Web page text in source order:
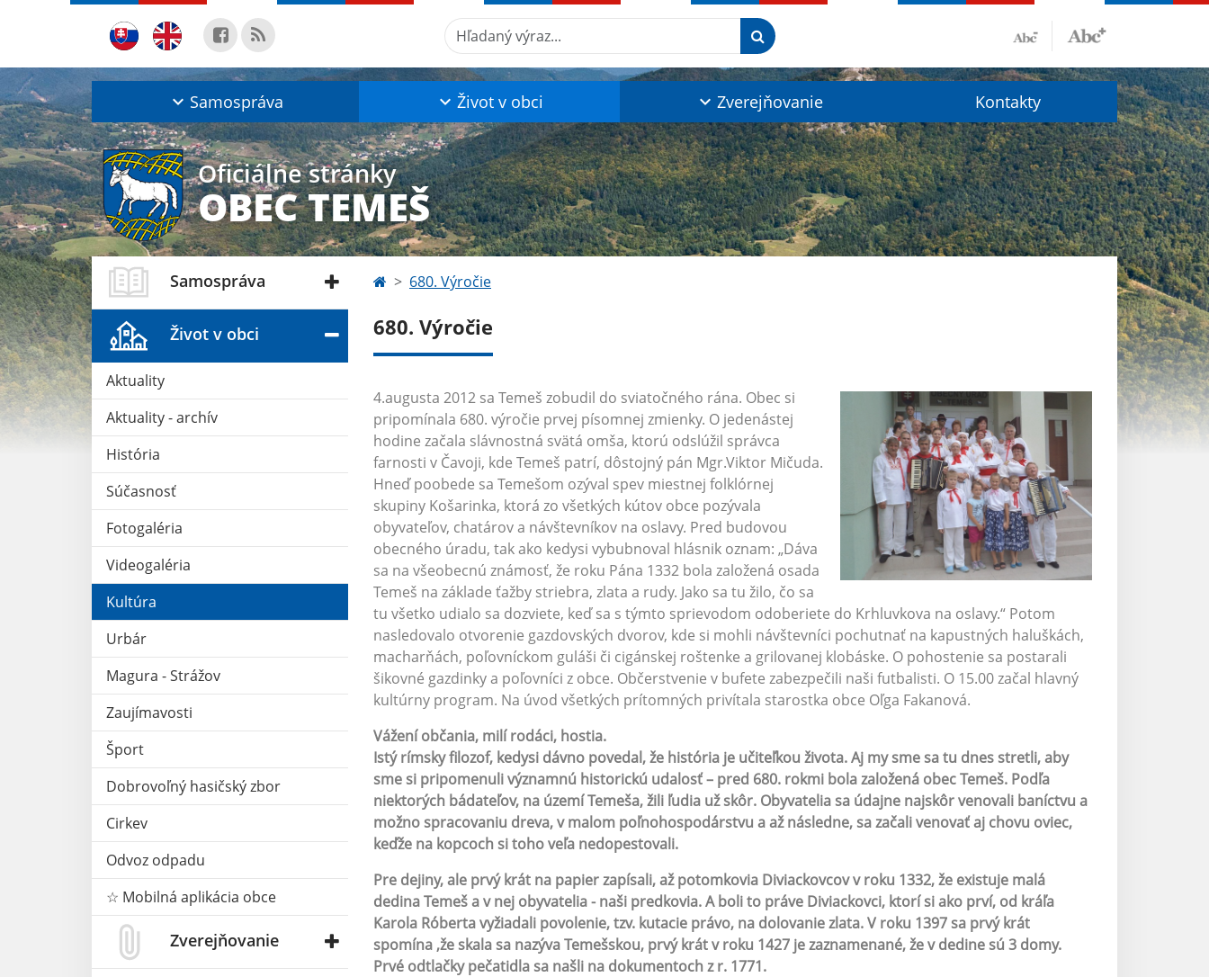
Hľadaný výraz...
Samospráva Život v obci Zverejňovanie Kontakty
Oficiálne stránky
OBEC TEMEŠ
Samospráva
Život v obci
Aktuality
Aktuality - archív
História
Súčasnosť
Fotogaléria
Videogaléria
Kultúra
Urbár
Magura - Strážov
Zaujímavosti
Šport
Dobrovoľný hasičský zbor
Cirkev
Odvoz odpadu
☆ Mobilná aplikácia obce
Zverejňovanie
680. Výročie
680. Výročie
4.augusta 2012 sa Temeš zobudil do sviatočného rána. Obec si
pripomínala 680. výročie prvej písomnej zmienky. O jedenástej
hodine začala slávnostná svätá omša, ktorú odslúžil správca
farnosti v Čavoji, kde Temeš patrí, dôstojný pán Mgr.Viktor Mičuda.
Hneď poobede sa Temešom ozýval spev miestnej folklórnej
skupiny Košarinka, ktorá zo všetkých kútov obce pozývala
obyvateľov, chatárov a návštevníkov na oslavy. Pred budovou
obecného úradu, tak ako kedysi vybubnoval hlásnik oznam: „Dáva
sa na všeobecnú známosť, že roku Pána 1332 bola založená osada
Temeš na základe ťažby striebra, zlata a rudy. Jako sa tu žilo, čo sa
tu všetko udialo sa dozviete, keď sa s týmto sprievodom odoberiete do Krhluvkova na oslavy.“ Potom
nasledovalo otvorenie gazdovských dvorov, kde si mohli návštevníci pochutnať na kapustných haluškách,
macharňách, poľovníckom guláši či cigánskej roštenke a grilovanej klobáske. O pohostenie sa postarali
šikovné gazdinky a poľovníci z obce. Občerstvenie v bufete zabezpečili naši futbalisti. O 15.00 začal hlavný
kultúrny program. Na úvod všetkých prítomných privítala starostka obce Oľga Fakanová.
Vážení občania, milí rodáci, hostia.
Istý rímsky filozof, kedysi dávno povedal, že história je učiteľkou života. Aj my sme sa tu dnes stretli, aby
sme si pripomenuli významnú historickú udalosť – pred 680. rokmi bola založená obec Temeš. Podľa
niektorých bádateľov, na území Temeša, žili ľudia už skôr. Obyvatelia sa údajne najskôr venovali baníctvu a
možno spracovaniu dreva, v malom poľnohospodárstvu a až následne, sa začali venovať aj chovu oviec,
keďže na kopcoch si toho veľa nedopestovali.
Pre dejiny, ale prvý krát na papier zapísali, až potomkovia Diviackovcov v roku 1332, že existuje malá
dedina Temeš a v nej obyvatelia - naši predkovia. A boli to práve Diviackovci, ktorí si ako prví, od kráľa
Karola Róberta vyžiadali povolenie, tzv. kutacie právo, na dolovanie zlata. V roku 1397 sa prvý krát
spomína ,že skala sa nazýva Temešskou, prvý krát v roku 1427 je zaznamenané, že v dedine sú 3 domy.
Prvé odtlačky pečatidla sa našli na dokumentoch z r. 1771.